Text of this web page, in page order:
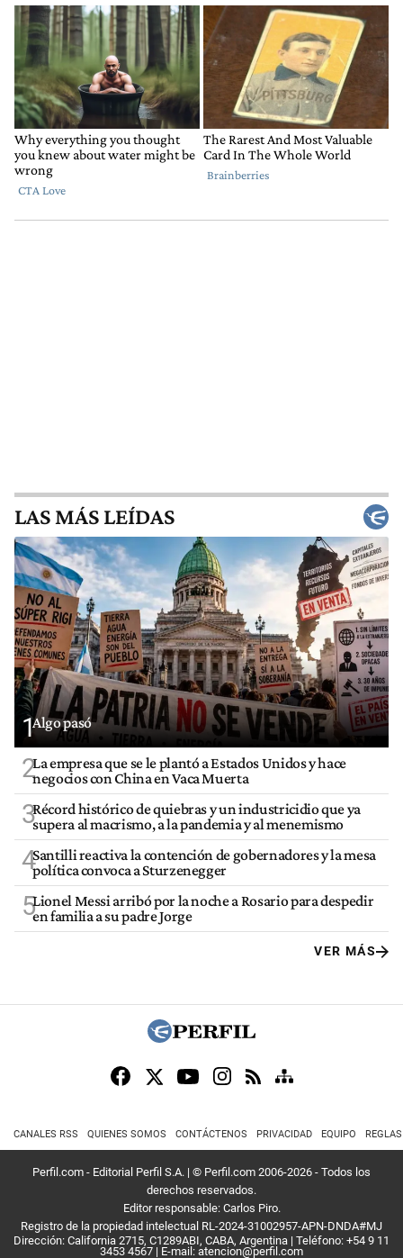
LAS MÁS LEÍDAS
1Algo pasó
2La empresa que se le plantó a Estados Unidos y hace
negocios con China en Vaca Muerta
3Récord histórico de quiebras y un industricidio que ya
supera al macrismo, a la pandemia y al menemismo
4Santilli reactiva la contención de gobernadores y la mesa
política convoca a Sturzenegger
5Lionel Messi arribó por la noche a Rosario para despedir
en familia a su padre Jorge
VER MÁS
CANALES RSS QUIENES SOMOS CONTÁCTENOS PRIVACIDAD EQUIPO
Perfil.com - Editorial Perfil S.A. | © Perfil.com 2006-2026 - Todos los
derechos reservados.
Editor responsable: Carlos Piro.
Registro de la propiedad intelectual RL-2024-31002957-APN-DNDA#MJ
Dirección: California 2715, C1289ABI, CABA, Argentina | Teléfono: +54 9 11
3453 4567 | E-mail: atencion@perfil.com